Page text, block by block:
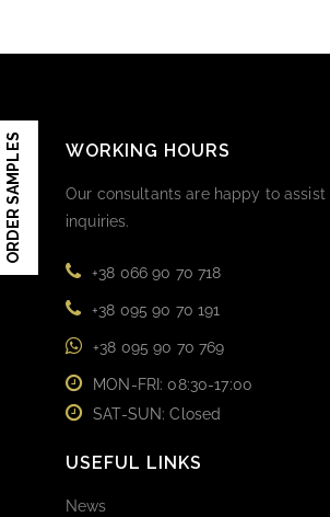
ORDER SAMPLES WORKING HOURS
Our consultants are happy to assist
inquiries.
+38 066 90 70 718
+38 095 90 70 191
+38 095 90 70 769
MON-FRI: 08:30-17:00
SAT-SUN: Closed
USEFUL LINKS
News